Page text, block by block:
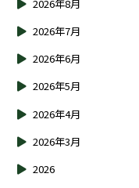
2026年8月
2026年7月
2026年6月
2026年5月
2026年4月
2026年3月
2026